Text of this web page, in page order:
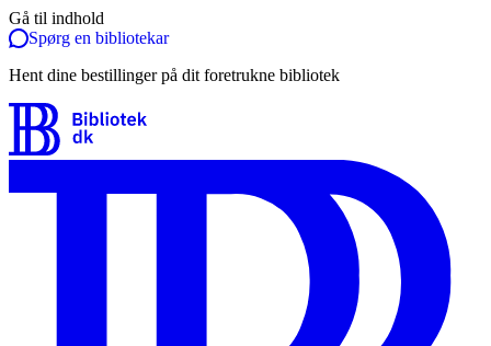
Gå til indhold
Spørg en bibliotekar
Hent dine bestillinger på dit foretrukne bibliotek